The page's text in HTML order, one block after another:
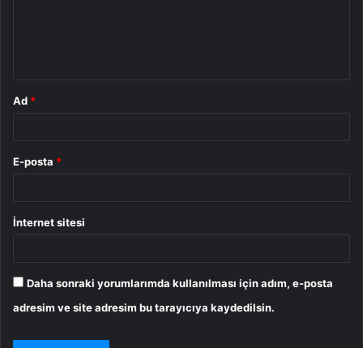
Ad *
E-posta *
İnternet sitesi
Daha sonraki yorumlarımda kullanılması için adım, e-posta
adresim ve site adresim bu tarayıcıya kaydedilsin.